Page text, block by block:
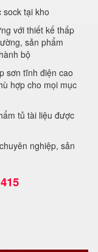
tại kho
với thiết kế thấp
sản phẩm
bộ
sơn tĩnh điện cao
hợp cho mọi mục
tủ tài liệu được
nghiệp, sản